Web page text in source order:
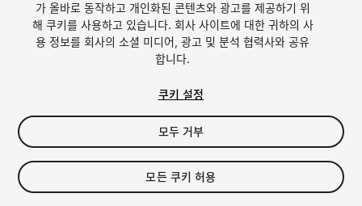
4
$7.99
가 올바로 동작하고 개인화된 콘텐츠와 광고를 제공하기 위
해 쿠키를 사용하고 있습니다. 회사 사이트에 대한 귀하의 사
용 정보를 회사의 소셜 미디어, 광고 및 분석 협력사와 공유
합니다.
쿠키 설정
모두 거부
모든 쿠키 허용